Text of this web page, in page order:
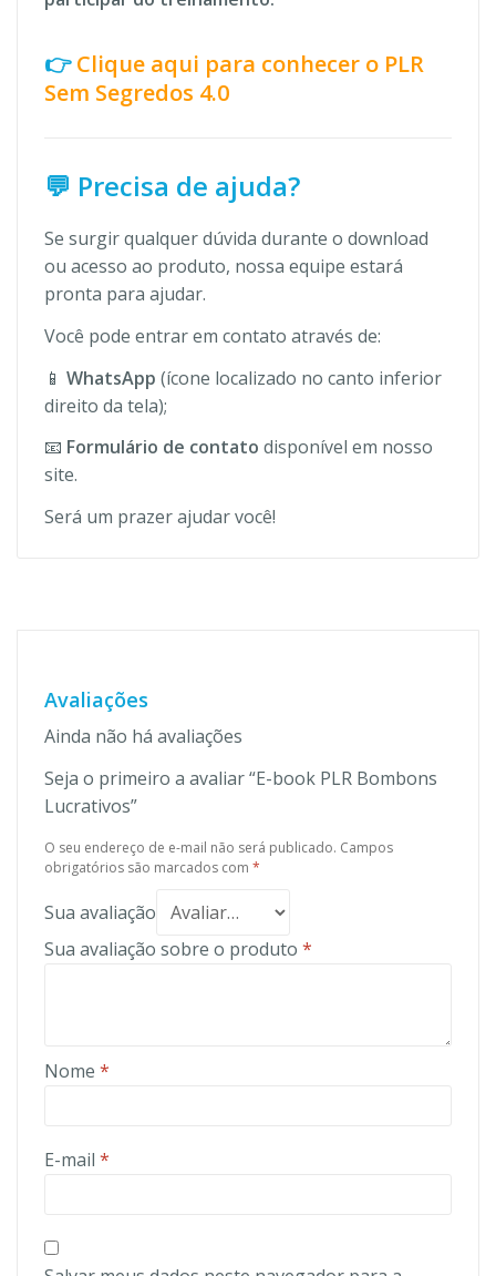
👉 Clique aqui para conhecer o PLR
Sem Segredos 4.0
💬 Precisa de ajuda?
Se surgir qualquer dúvida durante o download
ou acesso ao produto, nossa equipe estará
pronta para ajudar.
Você pode entrar em contato através de:
📱 WhatsApp (ícone localizado no canto inferior
direito da tela);
📧 Formulário de contato disponível em nosso
site.
Será um prazer ajudar você!
Avaliações
Ainda não há avaliações
Seja o primeiro a avaliar “E-book PLR Bombons
Lucrativos”
O seu endereço de e-mail não será publicado. Campos
obrigatórios são marcados com *
Sua avaliação
Sua avaliação sobre o produto *
Nome *
E-mail *